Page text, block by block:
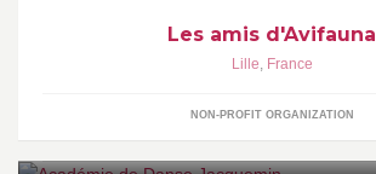
Les amis d'Avifauna
Lille, France
NON-PROFIT ORGANIZATION